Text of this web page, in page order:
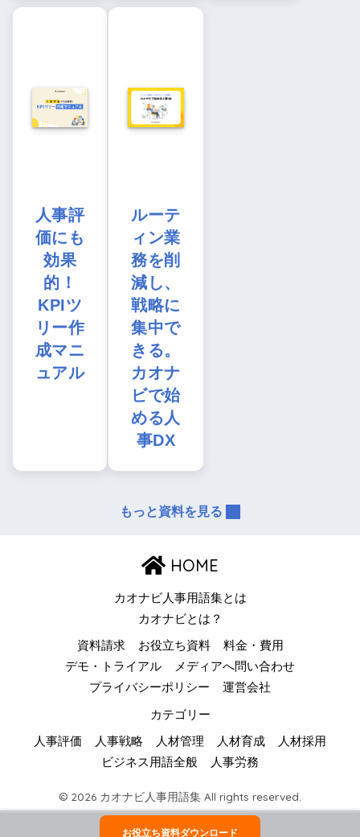
人事評
価にも
効果
的！
KPIツ
リー作
成マニ
ュアル
ルーテ
ィン業
務を削
減し、
戦略に
集中で
きる。
カオナ
ビで始
める人
事DX
もっと資料を見る
HOME
カオナビ人事用語集とは
カオナビとは？
資料請求 お役立ち資料
料金・費用
デモ・トライアル
メディアへ問い合わせ
プライバシーポリシー
運営会社
カテゴリー
人事評価 人事戦略 人材管理 人材育成
人材採用
ビジネス用語全般
人事労務
© 2026 カオナビ人事用語集 All rights reserved.
お役立ち資料ダウンロード